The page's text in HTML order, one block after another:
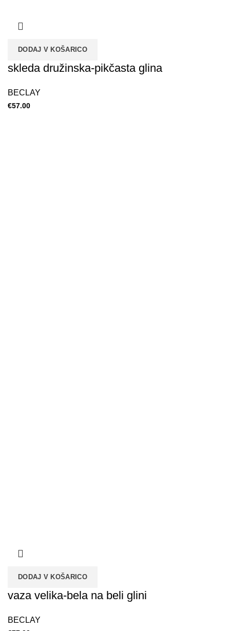
DODAJ V KOŠARICO
skleda družinska-pikčasta glina
BECLAY
€57.00
DODAJ V KOŠARICO
vaza velika-bela na beli glini
BECLAY